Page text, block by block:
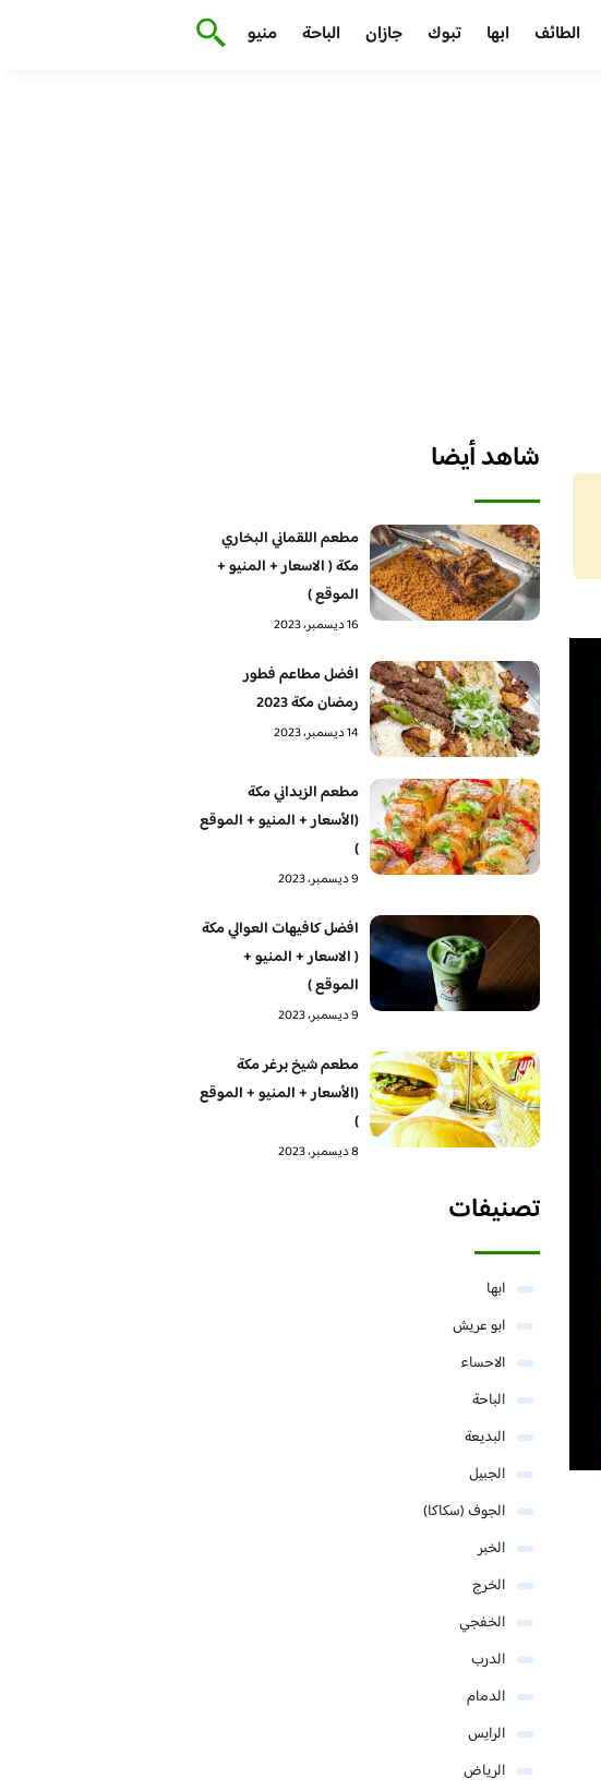
الطائف ابها تبوك جازان الباحة منيو
شاهد أيضا
مطعم اللقماني البخاري
مكة ( الاسعار + المنيو +
الموقع )
16 ديسمبر، 2023
افضل مطاعم فطور
رمضان مكة 2023
14 ديسمبر، 2023
مطعم الزبداني مكة
(الأسعار + المنيو + الموقع
)
9 ديسمبر، 2023
افضل كافيهات العوالي مكة
( الاسعار + المنيو +
الموقع )
9 ديسمبر، 2023
مطعم شيخ برغر مكة
(الأسعار + المنيو + الموقع
)
8 ديسمبر، 2023
تصنيفات
ابها
ابو عريش
الاحساء
الباحة
البديعة
الجبيل
الجوف (سكاكا)
الخبر
الخرج
الخفجي
الدرب
الدمام
الرايس
الرياض